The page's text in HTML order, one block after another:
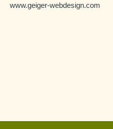
www.geiger-webdesign.com